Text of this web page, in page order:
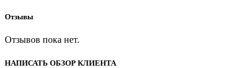
Отзывы
Отзывов пока нет.
НАПИСАТЬ ОБЗОР КЛИЕНТА